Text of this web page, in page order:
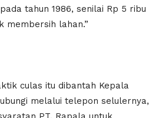
tahun 1986, senilai Rp 5 ribu
membersih lahan.”
culas itu dibantah Kepala
melalui telepon selulernya,